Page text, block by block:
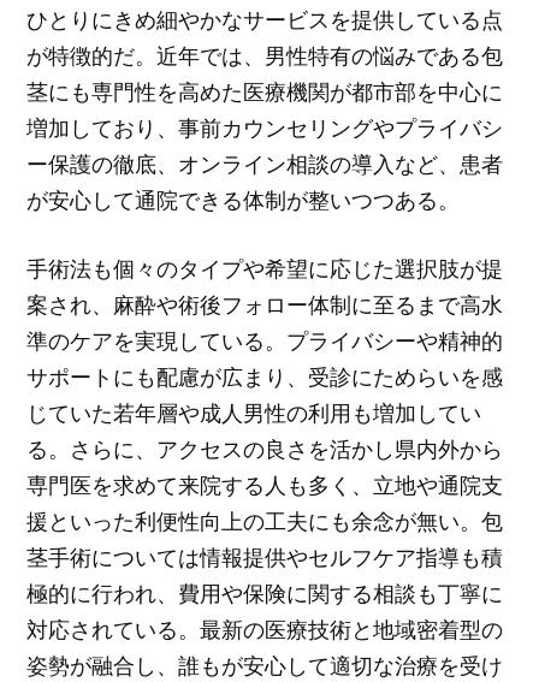
ひとりにきめ細やかなサービスを提供している点
が特徴的だ。近年では、男性特有の悩みである包
茎にも専門性を高めた医療機関が都市部を中心に
増加しており、事前カウンセリングやプライバシ
ー保護の徹底、オンライン相談の導入など、患者
が安心して通院できる体制が整いつつある。
手術法も個々のタイプや希望に応じた選択肢が提
案され、麻酔や術後フォロー体制に至るまで高水
準のケアを実現している。プライバシーや精神的
サポートにも配慮が広まり、受診にためらいを感
じていた若年層や成人男性の利用も増加してい
る。さらに、アクセスの良さを活かし県内外から
専門医を求めて来院する人も多く、立地や通院支
援といった利便性向上の工夫にも余念が無い。包
茎手術については情報提供やセルフケア指導も積
極的に行われ、費用や保険に関する相談も丁寧に
対応されている。最新の医療技術と地域密着型の
姿勢が融合し、誰もが安心して適切な治療を受け